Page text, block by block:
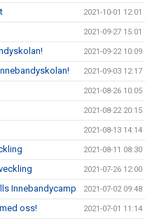
2021-10-01 12:01
2021-09-27 15:01
2021-09-22 10:09
2021-09-03 12:17
2021-08-26 10:05
2021-08-22 20:15
2021-08-13 14:14
2021-08-11 08:30
2021-07-26 12:00
Innebandycamp 2021-07-02 09:48
oss! 2021-07-01 11:14